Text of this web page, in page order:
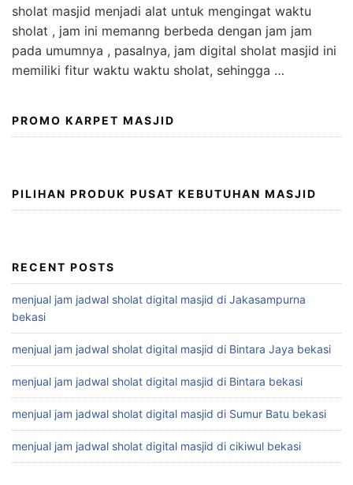
sholat masjid menjadi alat untuk mengingat waktu
sholat , jam ini memanng berbeda dengan jam jam
pada umumnya , pasalnya, jam digital sholat masjid ini
memiliki fitur waktu waktu sholat, sehingga …
PROMO KARPET MASJID
PILIHAN PRODUK PUSAT KEBUTUHAN MASJID
RECENT POSTS
menjual jam jadwal sholat digital masjid di Jakasampurna
bekasi
menjual jam jadwal sholat digital masjid di Bintara Jaya bekasi
menjual jam jadwal sholat digital masjid di Bintara bekasi
menjual jam jadwal sholat digital masjid di Sumur Batu bekasi
menjual jam jadwal sholat digital masjid di cikiwul bekasi